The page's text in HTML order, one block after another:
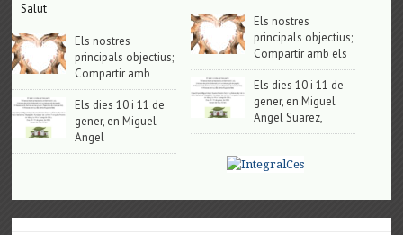
Salut
Els nostres
principals objectius;
Compartir amb
Els dies 10 i 11 de
gener, en Miguel
Angel
Els nostres
principals objectius;
Compartir amb els
Els dies 10 i 11 de
gener, en Miguel
Angel Suarez,